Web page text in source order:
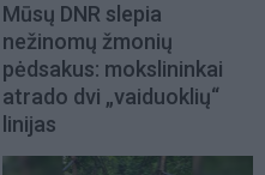
Mūsų DNR slepia
nežinomų žmonių
pėdsakus: mokslininkai
atrado dvi „vaiduoklių“
linijas